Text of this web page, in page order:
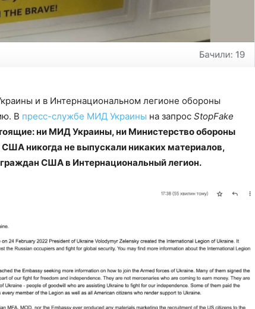
и в Интернациональном легионе обороны
В пресс-службе МИД Украины на запрос StopFake
ни МИД Украины, ни Министерство обороны
никогда не выпускали никаких материалов,
США в Интернациональный легион.